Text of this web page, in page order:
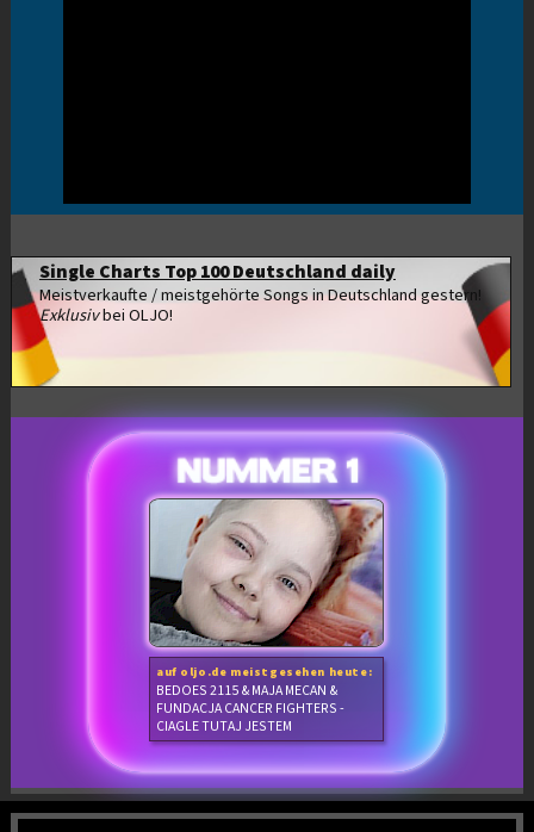
Single Charts Top 100 Deutschland daily
Meistverkaufte / meistgehörte Songs in Deutschland gestern!
Exklusivbei OLJO!
auf oljo.de meistgesehen heute:
BEDOES 2115 & MAJA MECAN &
FUNDACJA CANCER FIGHTERS -
CIAGLE TUTAJ JESTEM